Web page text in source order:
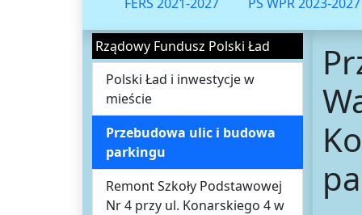
Rządowy Fundusz Polski Ład
Polski Ład i inwestycje w
mieście
Przebudowa ulic i budowa
parkingu
Remont Szkoły Podstawowej
Nr 4 przy ul. Konarskiego 4 w